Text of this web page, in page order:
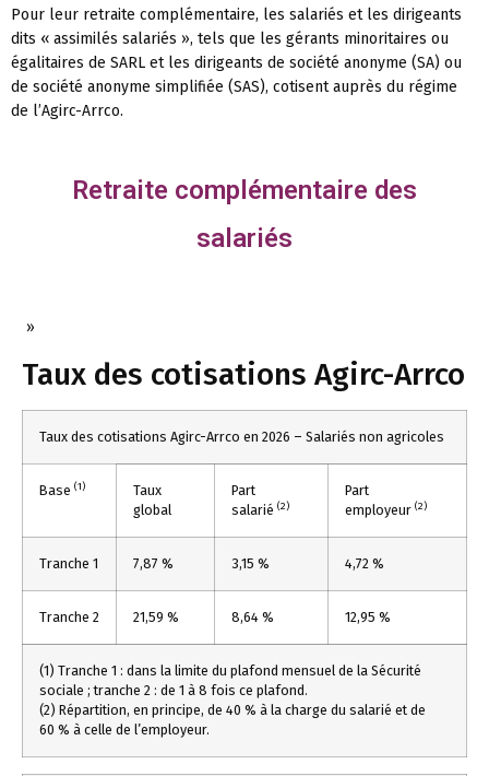
Pour leur retraite complémentaire, les salariés et les dirigeants
dits « assimilés salariés », tels que les gérants minoritaires ou
égalitaires de SARL et les dirigeants de société anonyme (SA) ou
de société anonyme simplifiée (SAS), cotisent auprès du régime
de l’Agirc-Arrco.
Retraite complémentaire des
salariés
»
Taux des cotisations Agirc-Arrco
Taux des cotisations Agirc-Arrco en 2026 – Salariés non agricoles
Base (1)
Taux
global
Part
salarié (2)
Part
employeur (2)
Tranche 1 7,87 % 3,15 % 4,72 %
Tranche 2 21,59 % 8,64 % 12,95 %
(1) Tranche 1 : dans la limite du plafond mensuel de la Sécurité
sociale ; tranche 2 : de 1 à 8 fois ce plafond.
(2) Répartition, en principe, de 40 % à la charge du salarié et de
60 % à celle de l’employeur.